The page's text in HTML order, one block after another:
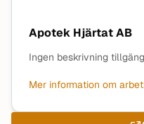
Apotek Hjärtat AB
Ingen beskrivning
Mer information om